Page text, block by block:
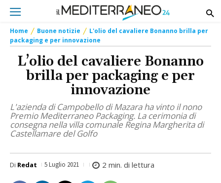
Home Buone notizie
L'olio del cavaliere Bonanno brilla per
packaging e per innovazione
L’olio del cavaliere Bonanno
brilla per packaging e per
innovazione
L'azienda di Campobello di Mazara ha vinto il nono
Premio Mediterraneo Packaging. La cerimonia di
consegna nella villa comunale Regina Margherita di
Castellamare del Golfo
Di Redat 5 Luglio 2021 2 min. di lettura